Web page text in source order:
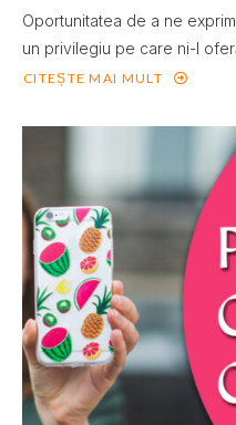
Oportunitatea de a ne
un privilegiu pe care ni-l
CITEȘTE MAI MULT